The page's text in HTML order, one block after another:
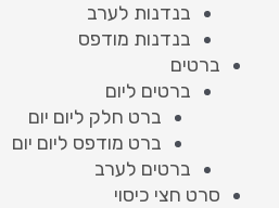
בנדנות לערב
בנדנות מודפס
ברטים
ברטים ליום
ברט חלק ליום יום
ברט מודפס ליום יום
ברטים לערב
סרט חצי כיסוי